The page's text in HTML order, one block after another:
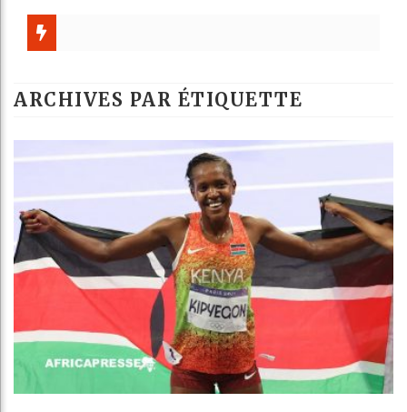
ARCHIVES PAR ÉTIQUETTE